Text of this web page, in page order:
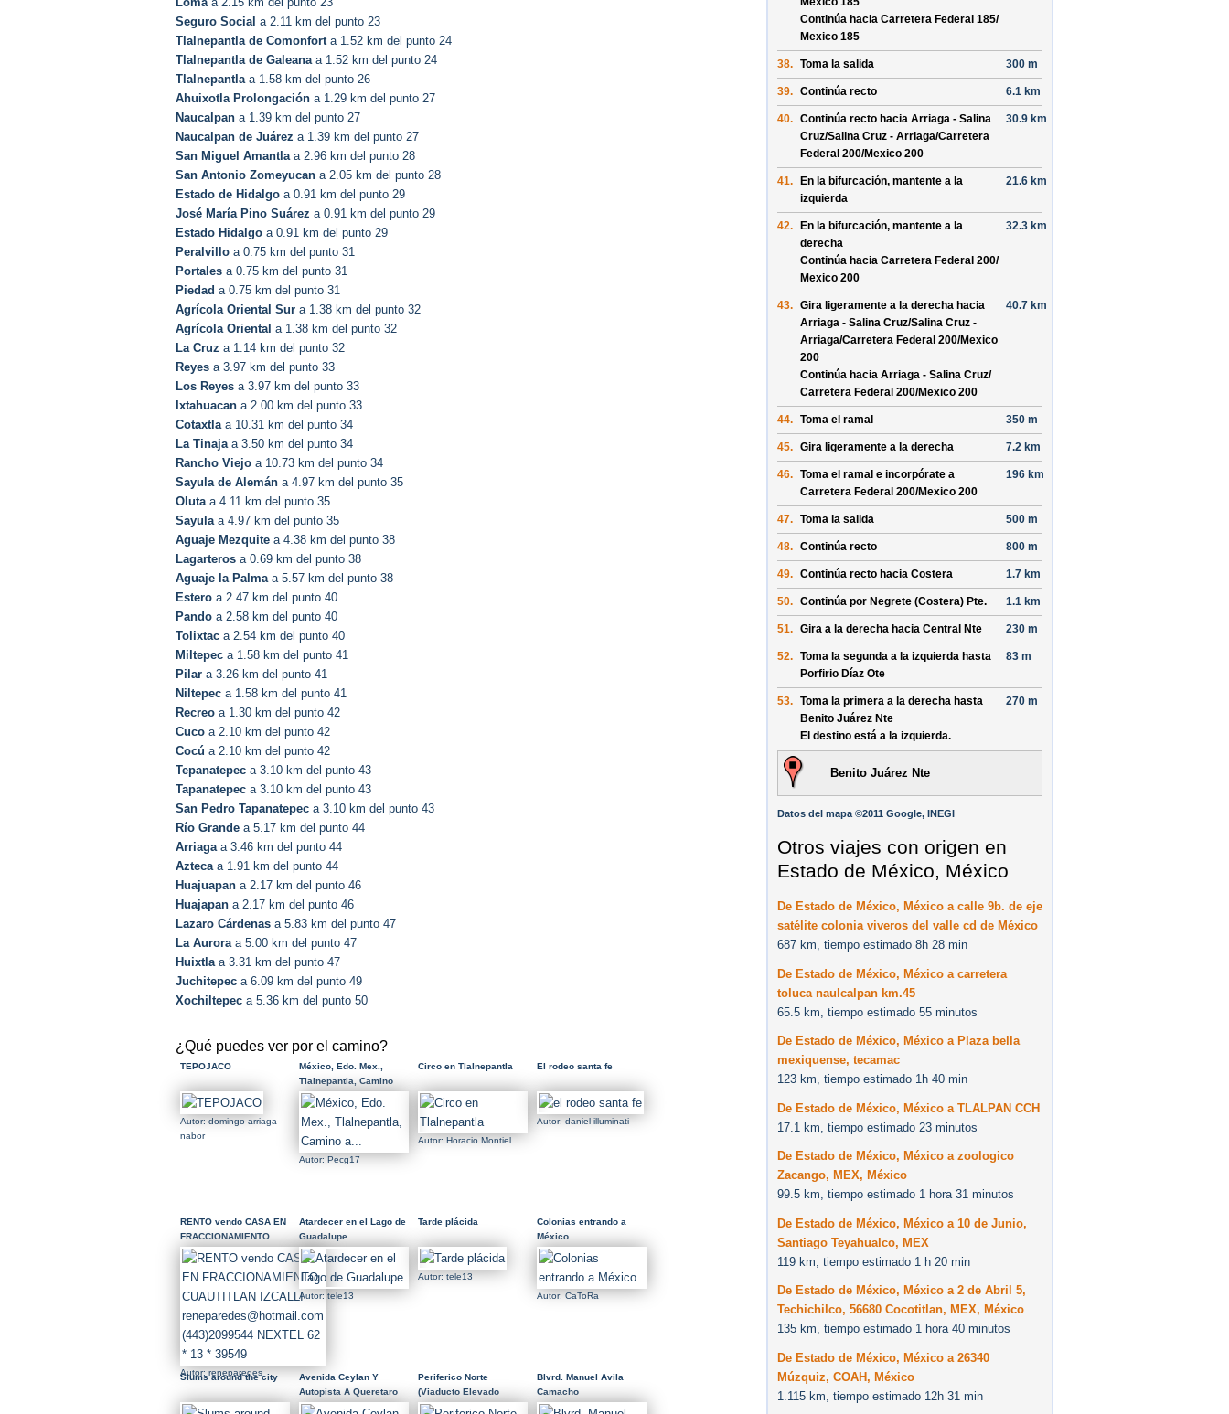
Seguro Social a 2.11 km del punto 23
Tlalnepantla de Comonforta 1.52 km del punto 24
Tlalnepantla de Galeanaa 1.52 km del punto 24
Tlalnepantlaa 1.58 km del punto 26
Ahuixotla Prolongación a 1.29 km del punto 27
Naucalpan a 1.39 km del punto 27
Naucalpan de Juárez a 1.39 km del punto 27
San Miguel Amantlaa 2.96 km del punto 28
San Antonio Zomeyucan a 2.05 km del punto 28
Estado de Hidalgo a 0.91 km del punto 29
José María Pino Suárez a 0.91 km del punto 29
Estado Hidalgo a 0.91 km del punto 29
Peralvillo a 0.75 km del punto 31
Portales a 0.75 km del punto 31
Piedad a 0.75 km del punto 31
Agrícola Oriental Sur a 1.38 km del punto 32
Agrícola Oriental a 1.38 km del punto 32
La Cruz a 1.14 km del punto 32
Reyes a 3.97 km del punto 33
Los Reyes a 3.97 km del punto 33
Ixtahuacan a 2.00 km del punto 33
Cotaxtlaa 10.31 km del punto 34
La Tinajaa 3.50 km del punto 34
Rancho Viejo a 10.73 km del punto 34
Sayula de Alemán a 4.97 km del punto 35
Olutaa 4.11 km del punto 35
Sayulaa 4.97 km del punto 35
Aguaje Mezquite a 4.38 km del punto 38
Lagarteros a 0.69 km del punto 38
Aguaje la Palmaa 5.57 km del punto 38
Estero a 2.47 km del punto 40
Pando a 2.58 km del punto 40
Tolixtac a 2.54 km del punto 40
Miltepec a 1.58 km del punto 41
Pilar a 3.26 km del punto 41
Niltepec a 1.58 km del punto 41
Recreo a 1.30 km del punto 42
Cuco a 2.10 km del punto 42
Cocú a 2.10 km del punto 42
Tepanatepec a 3.10 km del punto 43
Tapanatepec a 3.10 km del punto 43
San Pedro Tapanatepec a 3.10 km del punto 43
Río Grande a 5.17 km del punto 44
Arriagaa 3.46 km del punto 44
Aztecaa 1.91 km del punto 44
Huajuapan a 2.17 km del punto 46
Huajapan a 2.17 km del punto 46
Lazaro Cárdenas a 5.83 km del punto 47
La Auroraa 5.00 km del punto 47
Huixtlaa 3.31 km del punto 47
Juchitepec a 6.09 km del punto 49
Xochiltepec a 5.36 km del punto 50
¿Qué puedes ver por el camino?
TEPOJACO
Autor: domingo arriaga
nabor
México, Edo. Mex.,
Tlalnepantla, Camino
a...
Autor: Pecg17
Circo en Tlalnepantla
Autor: Horacio Montiel
El rodeo santa fe
Autor: daniel illuminati
RENTO vendo CASA EN
FRACCIONAMIENTO
CUAUTITLAN IZCALLI
reneparedes@hotmail.com
(443)2099544 NEXTEL
62 * 13 * 39549
Autor: reneparedes
Atardecer en el Lago de
Guadalupe
Autor: tele13
Tarde plácida
Autor: tele13
Colonias entrando a
México
Autor: CaToRa
Slums around the city
Avenida Ceylan Y
Autopista A Queretaro
Periferico Norte
(Viaducto Elevado
Bicentenario)
Blvrd. Manuel Avila
Camacho
Continúa hacia Carretera Federal 185/
Mexico 185
38. Toma la salida 300 m
39. Continúa recto 6.1 km
40. Continúa recto hacia Arriaga - Salina
Cruz/Salina Cruz - Arriaga/Carretera
Federal 200/Mexico 200
30.9 km
41.
En la bifurcación, mantente a la
izquierda
21.6 km
42.
En la bifurcación, mantente a la
derecha
Continúa hacia Carretera Federal 200/
Mexico 200
32.3 km
43. Gira ligeramente a la derecha hacia
Arriaga - Salina Cruz/Salina Cruz -
Arriaga/Carretera Federal 200/Mexico
200
Continúa hacia Arriaga - Salina Cruz/
Carretera Federal 200/Mexico 200
40.7 km
44. Toma el ramal 350 m
45. Gira ligeramente a la derecha 7.2 km
46. Toma el ramal e incorpórate a
Carretera Federal 200/Mexico 200
196 km
47. Toma la salida 500 m
48. Continúa recto 800 m
49. Continúa recto hacia Costera 1.7 km
50. Continúa por Negrete (Costera) Pte. 1.1 km
51. Gira a la derecha hacia Central Nte 230 m
52. Toma la segunda a la izquierda hasta
Porfirio Díaz Ote
83 m
53. Toma la primera a la derecha hasta
Benito Juárez Nte
El destino está a la izquierda.
270 m
Benito Juárez Nte
Datos del mapa ©2011 Google, INEGI
Otros viajes con origen en
Estado de México, México
De Estado de México, México a calle 9b. de eje
satélite colonia viveros del valle cd de México
687 km, tiempo estimado 8h 28 min
De Estado de México, México a carretera
toluca naulcalpan km.45
65.5 km, tiempo estimado 55 minutos
De Estado de México, México a Plaza bella
mexiquense, tecamac
123 km, tiempo estimado 1h 40 min
De Estado de México, México a TLALPAN CCH
17.1 km, tiempo estimado 23 minutos
De Estado de México, México a zoologico
Zacango, MEX, México
99.5 km, tiempo estimado 1 hora 31 minutos
De Estado de México, México a 10 de Junio,
Santiago Teyahualco, MEX
119 km, tiempo estimado 1 h 20 min
De Estado de México, México a 2 de Abril 5,
Techichilco, 56680 Cocotitlan, MEX, México
135 km, tiempo estimado 1 hora 40 minutos
De Estado de México, México a 26340
Múzquiz, COAH, México
1.115 km, tiempo estimado 12h 31 min